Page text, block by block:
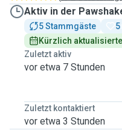
Aktiv in der
5 Stammgäste
Kürzlich
Zuletzt aktiv
vor etwa 7 Stunden
Zuletzt kontaktiert
vor etwa 3 Stunden